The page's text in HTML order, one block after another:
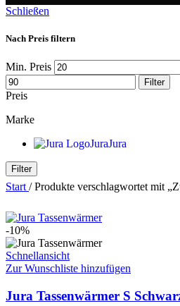
Schließen
Nach Preis filtern
Min. Preis
Filter
Preis
Marke
JuraJura
Filter
Start / Produkte verschlagwortet mit
-10%
Schnellansicht
Zur Wunschliste hinzufügen
Jura Tassenwärmer S